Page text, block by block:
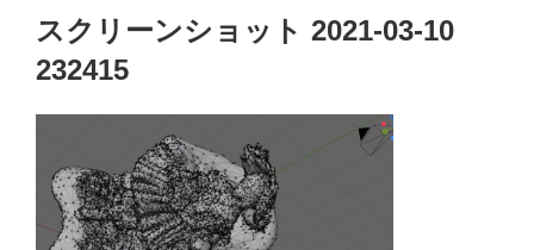
スクリーンショット 2021-03-10
232415